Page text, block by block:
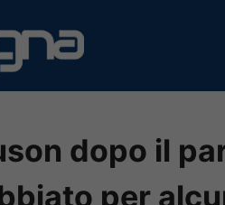
dopo il
per